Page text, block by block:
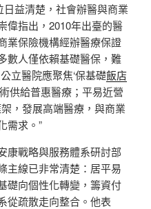
日益清楚，社會辦醫與商業
偉指出，2010年出臺的醫
業保險機構經辦醫療保證
數人僅依賴基礎醫保，難
立醫院應聚焦‘保基礎飯店
供給普惠醫療；平易近營
，發展高端醫療，與商業
需求。”
康戰略與服務體系研討部
主線已非常清楚：居平易
礎向個性化轉變，籌資付
從疏散走向整合。他表